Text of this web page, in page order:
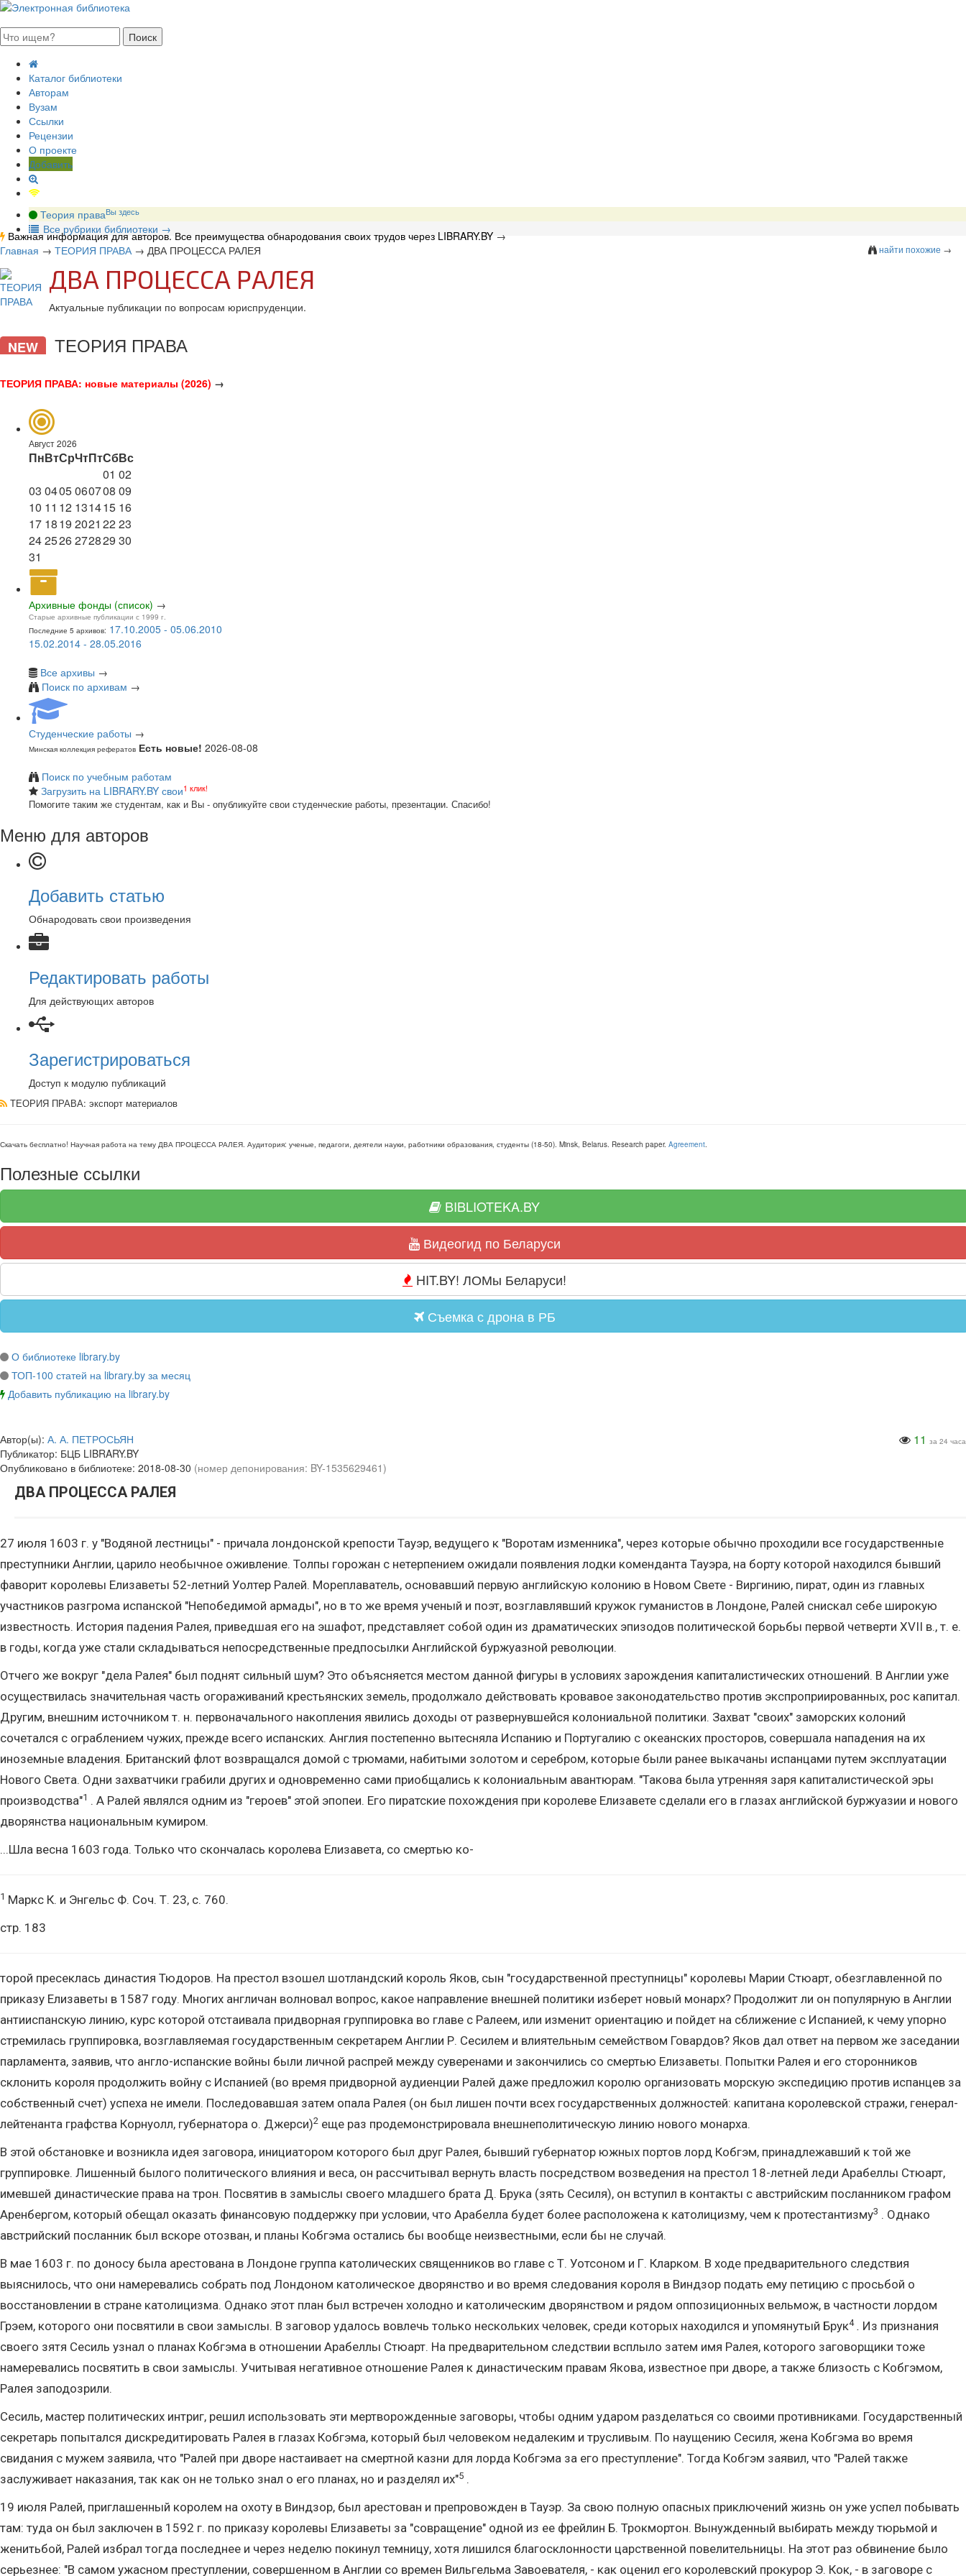
Каталог библиотеки
Авторам
Вузам
Ссылки
Рецензии
О проекте
Добавить
Теория праваВы здесь
Все рубрики библиотеки →
Важная информация для авторов. Все преимущества обнародования своих трудов через LIBRARY.BY →
найти похожие →
Главная → ТЕОРИЯ ПРАВА→ ДВА ПРОЦЕССА РАЛЕЯ
ДВА ПРОЦЕССА РАЛЕЯ
Актуальные публикации по вопросам юриспруденции.
NEW ТЕОРИЯ ПРАВА
ТЕОРИЯ ПРАВА: новые материалы (2026) →
Август 2026
ПнВтСрЧтПтСбВс
01 02
03 0405060708 09
10 11 12 131415 16
17 1819 2021 2223
242526272829 30
31
Архивные фонды (список) →
Старые архивные публикации с 1999 г.
Последние 5 архивов: 17.10.2005 - 05.06.2010
15.02.2014 - 28.05.2016
Все архивы →
Поиск по архивам →
Студенческие работы →
Минская коллекция рефератов Есть новые! 2026-08-08
Поиск по учебным работам
Загрузить на LIBRARY.BY свои1 клик!
Помогите таким же студентам, как и Вы - опубликуйте свои студенческие работы, презентации. Спасибо!
Меню для авторов
Добавить статью
Обнародовать свои произведения
Редактировать работы
Для действующих авторов
Зарегистрироваться
Доступ к модулю публикаций
ТЕОРИЯ ПРАВА: экспорт материалов
Скачать бесплатно! Научная работа на тему ДВА ПРОЦЕССА РАЛЕЯ. Аудитория: ученые, педагоги, деятели науки, работники образования, студенты (18-50). Minsk, Belarus. Research paper. Agreement.
Полезные ссылки
BIBLIOTEKA.BY
Видеогид по Беларуси
HIT.BY! ЛОМы Беларуси!
Съемка с дрона в РБ
О библиотеке library.by
ТОП-100 статей на library.by за месяц
Добавить публикацию на library.by
11 за 24 часа
Автор(ы): А. А. ПЕТРОСЬЯН
Публикатор: БЦБ LIBRARY.BY
Опубликовано в библиотеке: 2018-08-30 (номер депонирования: BY-1535629461)
ДВА ПРОЦЕССА РАЛЕЯ
27 июля 1603 г. у "Водяной лестницы" - причала лондонской крепости Тауэр, ведущего к "Воротам изменника", через которые обычно проходили все государственные
преступники Англии, царило необычное оживление. Толпы горожан с нетерпением ожидали появления лодки коменданта Тауэра, на борту которой находился бывший
фаворит королевы Елизаветы 52-летний Уолтер Ралей. Мореплаватель, основавший первую английскую колонию в Новом Свете - Виргинию, пират, один из главных
участников разгрома испанской "Непобедимой армады", но в то же время ученый и поэт, возглавлявший кружок гуманистов в Лондоне, Ралей снискал себе широкую
известность. История падения Ралея, приведшая его на эшафот, представляет собой один из драматических эпизодов политической борьбы первой четверти XVII в., т. е.
в годы, когда уже стали складываться непосредственные предпосылки Английской буржуазной революции.
Отчего же вокруг "дела Ралея" был поднят сильный шум? Это объясняется местом данной фигуры в условиях зарождения капиталистических отношений. В Англии уже
осуществилась значительная часть огораживаний крестьянских земель, продолжало действовать кровавое законодательство против экспроприированных, рос капитал.
Другим, внешним источником т. н. первоначального накопления явились доходы от развернувшейся колониальной политики. Захват "своих" заморских колоний
сочетался с ограблением чужих, прежде всего испанских. Англия постепенно вытесняла Испанию и Португалию с океанских просторов, совершала нападения на их
иноземные владения. Британский флот возвращался домой с трюмами, набитыми золотом и серебром, которые были ранее выкачаны испанцами путем эксплуатации
Нового Света. Одни захватчики грабили других и одновременно сами приобщались к колониальным авантюрам. "Такова была утренняя заря капиталистической эры
производства"1 . А Ралей являлся одним из "героев" этой эпопеи. Его пиратские похождения при королеве Елизавете сделали его в глазах английской буржуазии и нового
дворянства национальным кумиром.
...Шла весна 1603 года. Только что скончалась королева Елизавета, со смертью ко-
1 Маркс К. и Энгельс Ф. Соч. Т. 23, с. 760.
стр. 183
торой пресеклась династия Тюдоров. На престол взошел шотландский король Яков, сын "государственной преступницы" королевы Марии Стюарт, обезглавленной по
приказу Елизаветы в 1587 году. Многих англичан волновал вопрос, какое направление внешней политики изберет новый монарх? Продолжит ли он популярную в Англии
антииспанскую линию, курс которой отстаивала придворная группировка во главе с Ралеем, или изменит ориентацию и пойдет на сближение с Испанией, к чему упорно
стремилась группировка, возглавляемая государственным секретарем Англии Р. Сесилем и влиятельным семейством Говардов? Яков дал ответ на первом же заседании
парламента, заявив, что англо-испанские войны были личной распрей между суверенами и закончились со смертью Елизаветы. Попытки Ралея и его сторонников
склонить короля продолжить войну с Испанией (во время придворной аудиенции Ралей даже предложил королю организовать морскую экспедицию против испанцев за
собственный счет) успеха не имели. Последовавшая затем опала Ралея (он был лишен почти всех государственных должностей: капитана королевской стражи, генерал-
лейтенанта графства Корнуолл, губернатора о. Джерси)2 еще раз продемонстрировала внешнеполитическую линию нового монарха.
В этой обстановке и возникла идея заговора, инициатором которого был друг Ралея, бывший губернатор южных портов лорд Кобгэм, принадлежавший к той же
группировке. Лишенный былого политического влияния и веса, он рассчитывал вернуть власть посредством возведения на престол 18-летней леди Арабеллы Стюарт,
имевшей династические права на трон. Посвятив в замыслы своего младшего брата Д. Брука (зять Сесиля), он вступил в контакты с австрийским посланником графом
Аренбергом, который обещал оказать финансовую поддержку при условии, что Арабелла будет более расположена к католицизму, чем к протестантизму3 . Однако
австрийский посланник был вскоре отозван, и планы Кобгэма остались бы вообще неизвестными, если бы не случай.
В мае 1603 г. по доносу была арестована в Лондоне группа католических священников во главе с Т. Уотсоном и Г. Кларком. В ходе предварительного следствия
выяснилось, что они намеревались собрать под Лондоном католическое дворянство и во время следования короля в Виндзор подать ему петицию с просьбой о
восстановлении в стране католицизма. Однако этот план был встречен холодно и католическим дворянством и рядом оппозиционных вельмож, в частности лордом
Грэем, которого они посвятили в свои замыслы. В заговор удалось вовлечь только нескольких человек, среди которых находился и упомянутый Брук4 . Из признания
своего зятя Сесиль узнал о планах Кобгэма в отношении Арабеллы Стюарт. На предварительном следствии всплыло затем имя Ралея, которого заговорщики тоже
намеревались посвятить в свои замыслы. Учитывая негативное отношение Ралея к династическим правам Якова, известное при дворе, а также близость с Кобгэмом,
Ралея заподозрили.
Сесиль, мастер политических интриг, решил использовать эти мертворожденные заговоры, чтобы одним ударом разделаться со своими противниками. Государственный
секретарь попытался дискредитировать Ралея в глазах Кобгэма, который был человеком недалеким и трусливым. По наущению Сесиля, жена Кобгэма во время
свидания с мужем заявила, что "Ралей при дворе настаивает на смертной казни для лорда Кобгэма за его преступление". Тогда Кобгэм заявил, что "Ралей также
заслуживает наказания, так как он не только знал о его планах, но и разделял их"5 .
19 июля Ралей, приглашенный королем на охоту в Виндзор, был арестован и препровожден в Тауэр. За свою полную опасных приключений жизнь он уже успел побывать
там: туда он был заключен в 1592 г. по приказу королевы Елизаветы за "совращение" одной из ее фрейлин Б. Трокмортон. Вынужденный выбирать между тюрьмой и
женитьбой, Ралей избрал тогда последнее и через неделю покинул темницу, хотя лишился благосклонности царственной повелительницы. На этот раз обвинение было
серьезнее: "В самом ужасном преступлении, совершенном в Англии со времен Вильгельма Завоевателя, - как оценил его королевский прокурор Э. Кок, - в заговоре с